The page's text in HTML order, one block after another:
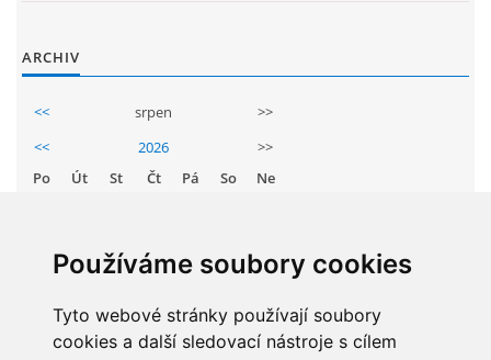
Používáme soubory cookies
Tyto webové stránky používají soubory
cookies a další sledovací nástroje s cílem
ŠKOLNÍ PORADENSKÉ PRACOVIŠTĚ
ARCHIV
<< srpen
>>
<<
2026
>>
Po
Út St Čt Pá So
Ne
11 12 13 14 15
16
18 19 20 21 22
23
25 26 27 28 29 30